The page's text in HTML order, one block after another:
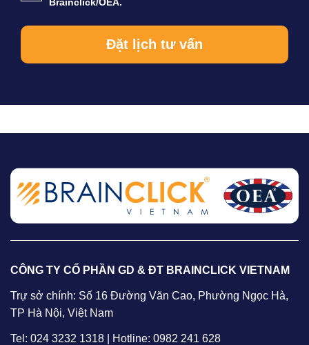
CÔNG TY CỔ PHẦN GD & ĐT BRAINCLICK VIETNAM
Trự sở chính: Số 16 Đường Văn Cao, Phường Ngọc Hà,
TP Hà Nội, Việt Nam
Tel: 024 3232 1318 | Hotline: 0982 241 628